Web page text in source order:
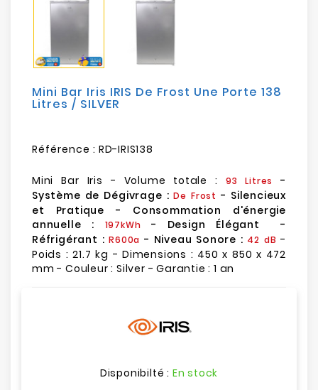
Loisirs
Mini Bar Iris IRIS De Frost Une Porte 138
Litres / SILVER
Référence : RD-IRIS138
Mini Bar Iris - Volume totale : 93 Litres
-
Système de Dégivrage :De Frost - Silencieux
et Pratique - Consommation d'énergie
annuelle :
197kWh
- Design Élégant -
Réfrigérant :R600a - Niveau Sonore : 42 dB -
Poids : 21.7 kg - Dimensions : 450 x 850 x 472
mm - Couleur : Silver - Garantie : 1 an
Disponibilté : En stock